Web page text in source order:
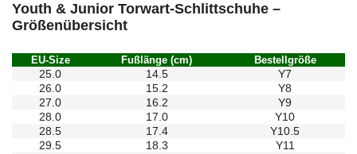
Youth & Junior Torwart-Schlittschuhe –
Größenübersicht
EU-Size Fußlänge (cm) Bestellgröße
25.0 14.5
Y7
26.0
15.2
Y8
27.0
16.2
Y9
28.0
17.0
Y10
28.5
17.4
Y10.5
29.5
18.3
Y11